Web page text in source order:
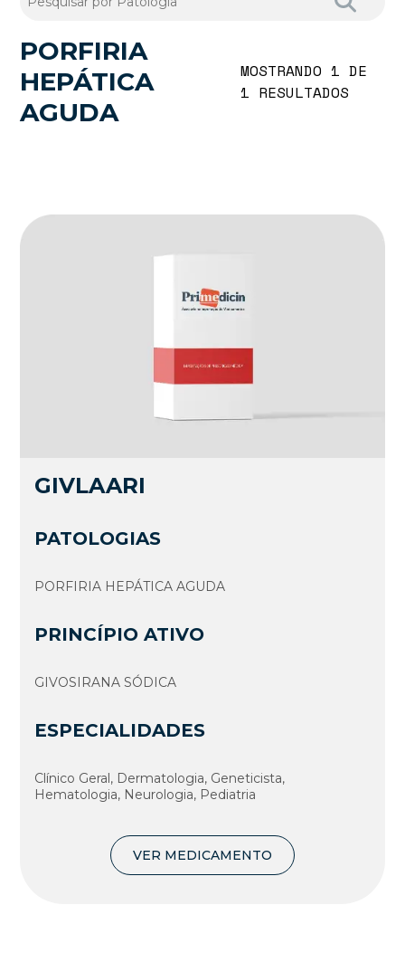
PORFIRIA
HEPÁTICA
AGUDA
MOSTRANDO 1 DE
1 RESULTADOS
GIVLAARI
PATOLOGIAS
PORFIRIA HEPÁTICA AGUDA
PRINCÍPIO ATIVO
GIVOSIRANA SÓDICA
ESPECIALIDADES
Clí­nico Geral, Dermatologia, Geneticista,
Hematologia, Neurologia, Pediatria
VER MEDICAMENTO